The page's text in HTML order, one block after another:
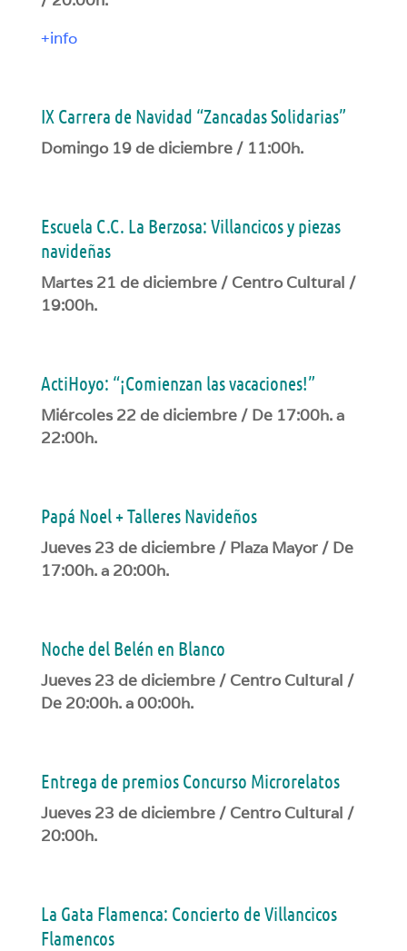
+info
IX Carrera de Navidad “Zancadas Solidarias”
Domingo 19 de diciembre / 11:00h.
Escuela C.C. La Berzosa: Villancicos y piezas
navideñas
Martes 21 de diciembre / Centro Cultural /
19:00h.
ActiHoyo: “¡Comienzan las vacaciones!”
Miércoles 22 de diciembre / De 17:00h. a
22:00h.
Papá Noel + Talleres Navideños
Jueves 23 de diciembre / Plaza Mayor / De
17:00h. a 20:00h.
Noche del Belén en Blanco
Jueves 23 de diciembre / Centro Cultural /
De 20:00h. a 00:00h.
Entrega de premios Concurso Microrelatos
Jueves 23 de diciembre / Centro Cultural /
20:00h.
La Gata Flamenca: Concierto de Villancicos
Flamencos